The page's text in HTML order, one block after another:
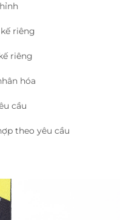
riêng
riêng
hóa
cầu
theo yêu cầu